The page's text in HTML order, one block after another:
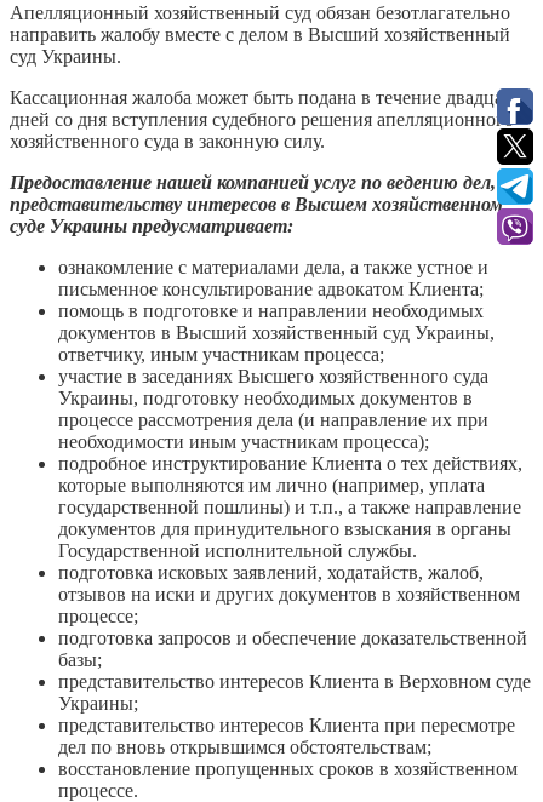
Апелляционный хозяйственный суд обязан безотлагательно
направить жалобу вместе с делом в Высший хозяйственный
суд Украины.
Кассационная жалоба может быть подана в течение двадцати
дней со дня вступления судебного решения апелляционного
хозяйственного суда в законную силу.
Предоставление нашей компанией услуг по ведению дел,
представительству интересов в Высшем хозяйственном
суде Украины предусматривает:
ознакомление с материалами дела, а также устное и
письменное консультирование адвокатом Клиента;
помощь в подготовке и направлении необходимых
документов в Высший хозяйственный суд Украины,
ответчику, иным участникам процесса;
участие в заседаниях Высшего хозяйственного суда
Украины, подготовку необходимых документов в
процессе рассмотрения дела (и направление их при
необходимости иным участникам процесса);
подробное инструктирование Клиента о тех действиях,
которые выполняются им лично (например, уплата
государственной пошлины) и т.п., а также направление
документов для принудительного взыскания в органы
Государственной исполнительной службы.
подготовка исковых заявлений, ходатайств, жалоб,
отзывов на иски и других документов в хозяйственном
процессе;
подготовка запросов и обеспечение доказательственной
базы;
представительство интересов Клиента в Верховном суде
Украины;
представительство интересов Клиента при пересмотре
дел по вновь открывшимся обстоятельствам;
восстановление пропущенных сроков в хозяйственном
процессе.